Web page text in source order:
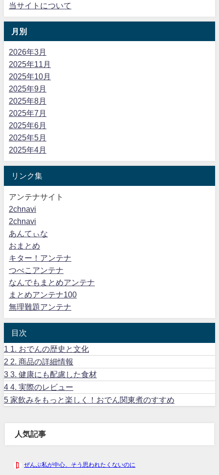
当サイトについて
月別
2026年3月
2025年11月
2025年10月
2025年9月
2025年8月
2025年7月
2025年6月
2025年5月
2025年4月
リンク集
アンテナサイト
2chnavi
2chnavi
あんてぃな
おまとめ
キター！アンテナ
つべこアンテナ
なんでもまとめアンテナ
まとめアンテナ100
無理難題アンテナ
目次
1 1. おでんの歴史と文化
2 2. 商品の詳細情報
3 3. 健康にも配慮した食材
4 4. 実際のレビュー
5 家飲みをもっと楽しく！おでん関東煮のすすめ
人気記事